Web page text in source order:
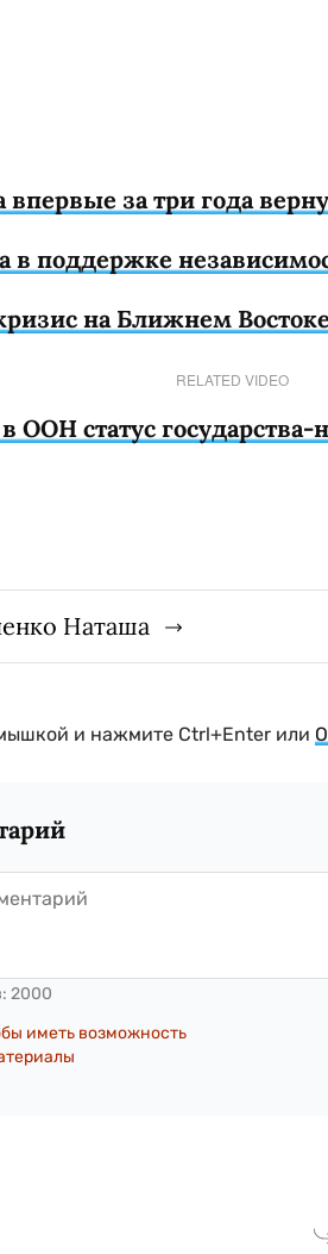
за три года
в поддержке
на Ближнем
RELATED VIDEO
ООН статус государства-
Наташа
и нажмите Ctrl+Enter или
2000
иметь возможность